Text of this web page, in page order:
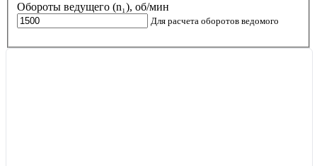
Обороты ведущего (n₁), об/мин
Для расчета оборотов ведомого